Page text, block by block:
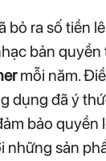
bỏ ra số tiền
bản quyền
mỗi năm.
dụng đã ý
bảo quyền
những sản